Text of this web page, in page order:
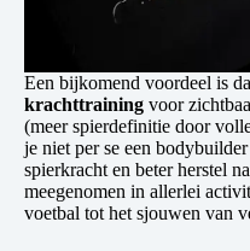
Een bijkomend voordeel is
krachttraining voor
(meer spierdefinitie door
je niet per se een
spierkracht en beter herstel
meegenomen in allerlei
voetbal tot het sjouwen van